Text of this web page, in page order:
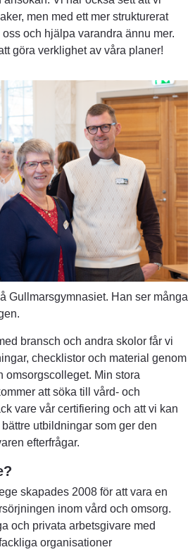
men med ett mer strukturerat
och hjälpa varandra ännu mer.
göra verklighet av våra planer!
Gullmarsgymnasiet. Han ser många
bransch och andra skolor får vi
checklistor och material genom
omsorgscolleget. Min stora
att söka till vård- och
vare vår certifiering och att vi kan
utbildningar som ger den
efterfrågar.
skapades 2008 för att vara en
inom vård och omsorg.
och privata arbetsgivare med
organisationer